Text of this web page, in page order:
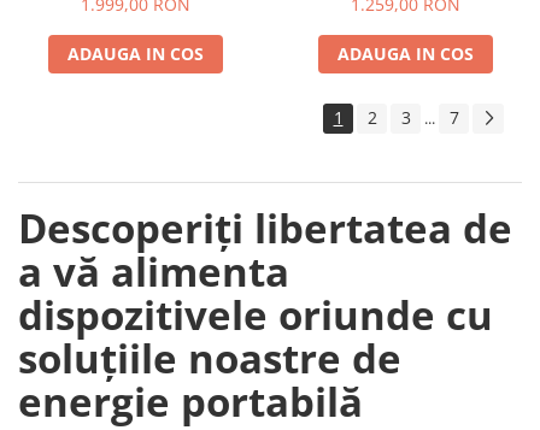
Camere Termice
ADAUGA IN COS ADAUGA IN COS
1 2 3 ... 7
Descoperiți libertatea de
a vă alimenta
dispozitivele oriunde cu
soluțiile noastre de
energie portabilă